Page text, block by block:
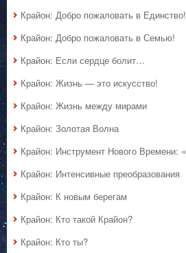
Крайон: Добро пожаловать в Единство!
Крайон: Добро пожаловать в Семью!
Крайон: Если сердце болит…
Крайон: Жизнь — это искусство!
Крайон: Жизнь между мирами
Крайон: Золотая Волна
Крайон: Инструмент Нового Времени:
Крайон: Интенсивные преобразования
Крайон: К новым берегам
Крайон: Кто такой Крайон?
Крайон: Кто ты?